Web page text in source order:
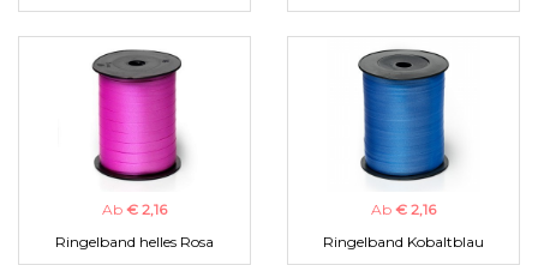
Ab € 2,16
Ringelband helles Rosa
Ab € 2,16
Ringelband Kobaltblau